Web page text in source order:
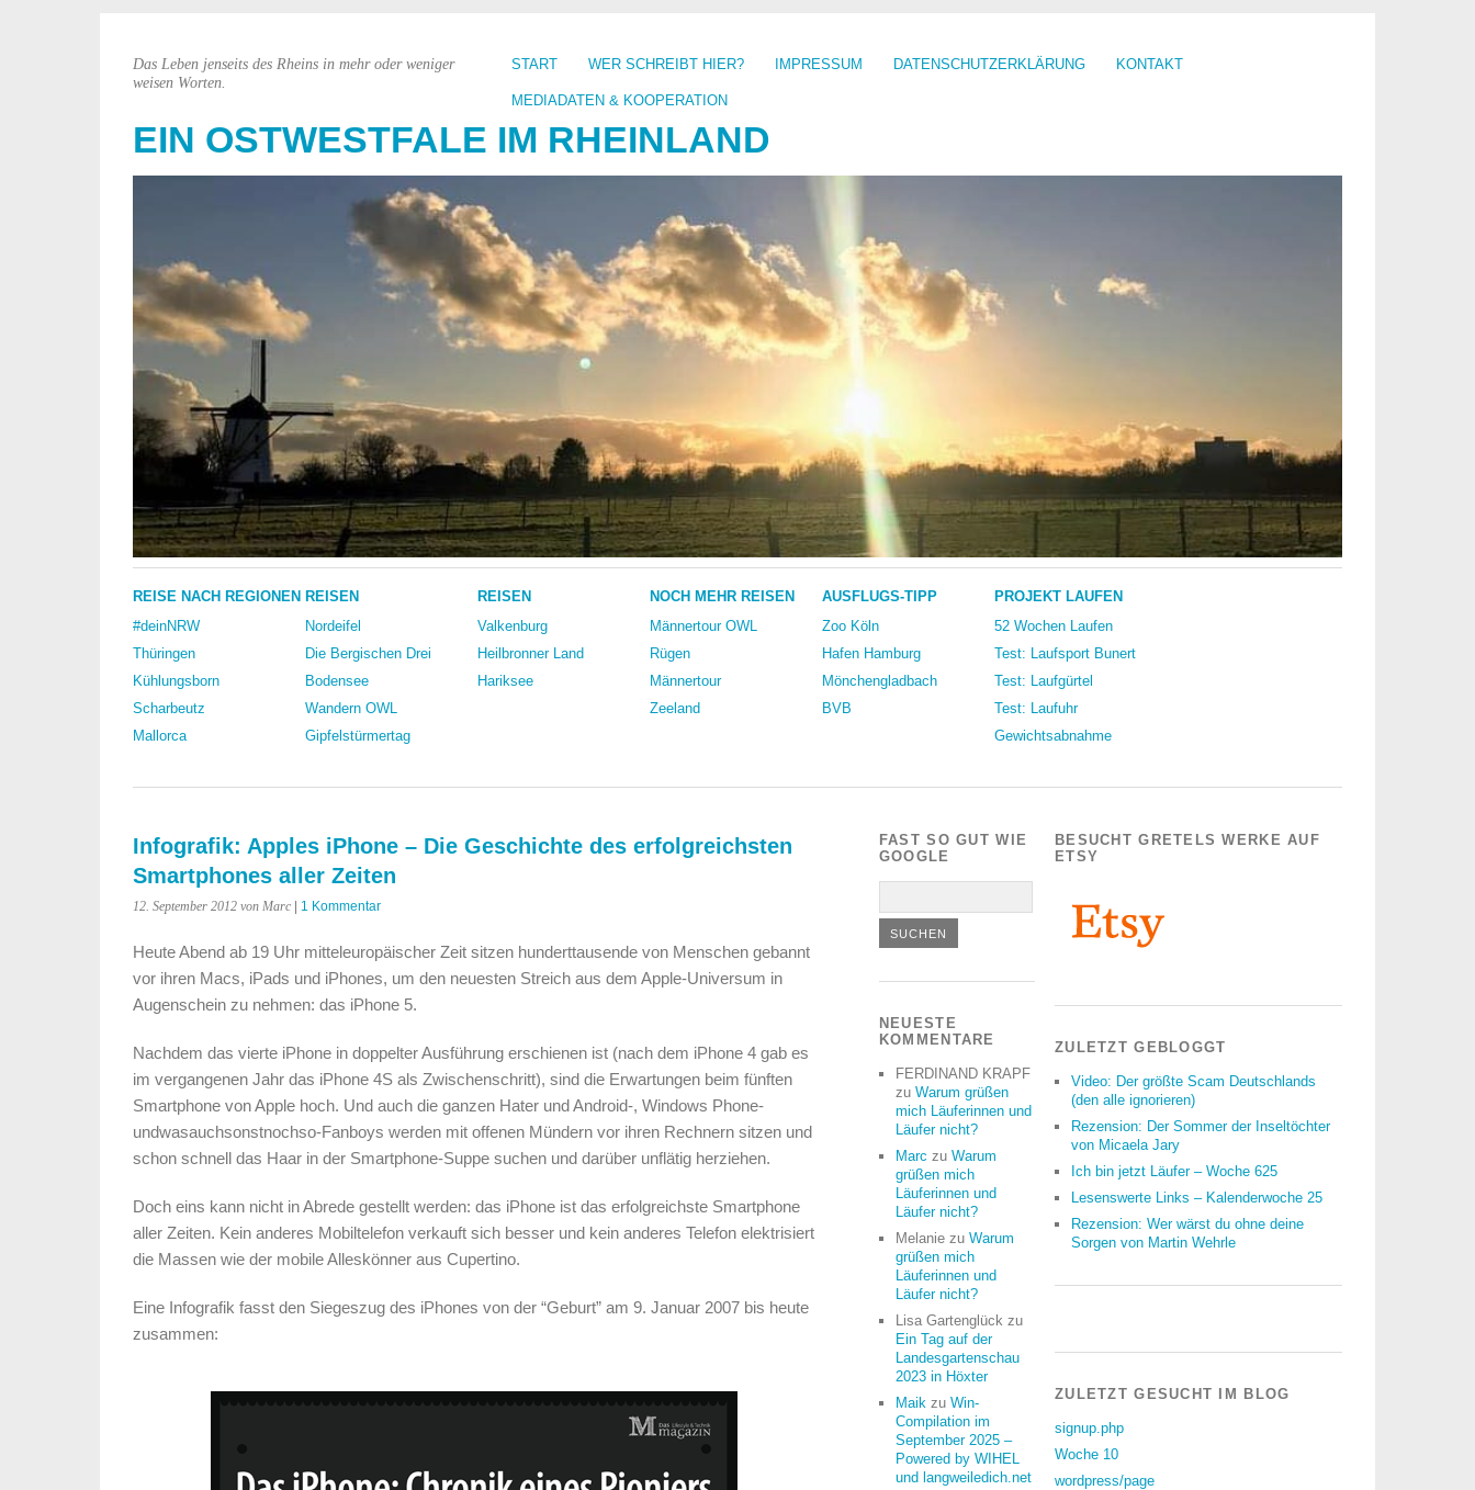
START WER SCHREIBT HIER? IMPRESSUM DATENSCHUTZERKLÄRUNG KONTAKT
MEDIADATEN & KOOPERATION
EIN OSTWESTFALE IM RHEINLAND
Das Leben jenseits des Rheins in mehr oder weniger
weisen Worten.
REISE NACH REGIONEN
#deinNRW
Thüringen
Kühlungsborn
Scharbeutz
Mallorca
REISEN
Nordeifel
Die Bergischen Drei
Bodensee
Wandern OWL
Gipfelstürmertag
REISEN
Valkenburg
Heilbronner Land
Hariksee
NOCH MEHR REISEN
Männertour OWL
Rügen
Männertour
Zeeland
AUSFLUGS-TIPP
Zoo Köln
Hafen Hamburg
Mönchengladbach
BVB
PROJEKT LAUFEN
52 Wochen Laufen
Test: Laufsport Bunert
Test: Laufgürtel
Test: Laufuhr
Gewichtsabnahme
Infografik: Apples iPhone – Die Geschichte des erfolgreichsten
Smartphones aller Zeiten
12. September 2012 von Marc | 1 Kommentar
Heute Abend ab 19 Uhr mitteleuropäischer Zeit sitzen hunderttausende von Menschen gebannt
vor ihren Macs, iPads und iPhones, um den neuesten Streich aus dem Apple-Universum in
Augenschein zu nehmen: das iPhone 5.
Nachdem das vierte iPhone in doppelter Ausführung erschienen ist (nach dem iPhone 4 gab es
im vergangenen Jahr das iPhone 4S als Zwischenschritt), sind die Erwartungen beim fünften
Smartphone von Apple hoch. Und auch die ganzen Hater und Android-, Windows Phone-
undwasauchsonstnochso-Fanboys werden mit offenen Mündern vor ihren Rechnern sitzen und
schon schnell das Haar in der Smartphone-Suppe suchen und darüber unflätig herziehen.
Doch eins kann nicht in Abrede gestellt werden: das iPhone ist das erfolgreichste Smartphone
aller Zeiten. Kein anderes Mobiltelefon verkauft sich besser und kein anderes Telefon elektrisiert
die Massen wie der mobile Alleskönner aus Cupertino.
Eine Infografik fasst den Siegeszug des iPhones von der “Geburt” am 9. Januar 2007 bis heute
zusammen:
FAST SO GUT WIE
GOOGLE
NEUESTE
KOMMENTARE
FERDINAND KRAPF
zu Warum grüßen
mich Läuferinnen und
Läufer nicht?
Marc zu Warum
grüßen mich
Läuferinnen und
Läufer nicht?
Melaniezu Warum
grüßen mich
Läuferinnen und
Läufer nicht?
Lisa Gartenglück zu
Ein Tag auf der
Landesgartenschau
2023 in Höxter
Maik zu Win-
Compilation im
September 2025 –
Powered by WIHEL
und langweiledich.net
BESUCHT GRETELS WERKE AUF
ETSY
ZULETZT GEBLOGGT
Video: Der größte Scam Deutschlands
(den alle ignorieren)
Rezension: Der Sommer der Inseltöchter
von Micaela Jary
Ich bin jetzt Läufer – Woche 625
Lesenswerte Links – Kalenderwoche 25
Rezension: Wer wärst du ohne deine
Sorgen von Martin Wehrle
ZULETZT GESUCHT IM BLOG
signup.php
Woche 10
wordpress/page